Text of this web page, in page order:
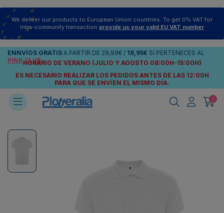
We deliver our products to European Union countries. To get 0% VAT for
intra-community transaction provide us your valid EU VAT number
ENNVÍOS GRATIS A PARTIR DE 29,99€ / 18,95€ SI PERTENECES AL
PINK CLUB
HORARIO DE VERANO (JULIO Y AGOSTO 08:00H-15:00H)
ES NECESARIO REALIZAR LOS PEDIDOS ANTES DE LAS 12:00H
PARA QUE SE ENVÍEN EL MISMO DÍA.
0